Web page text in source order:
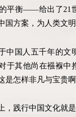
平衡——给出了21
国方案，为人类文明
中国人五千年的文
于其他尚在襁褓中
是怎样非凡与宝贵啊
，践行中国文化就是